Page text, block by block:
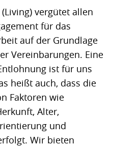
(Living) vergütet allen
für das
auf der Grundlage
Vereinbarungen. Eine
ist für uns
heißt auch, dass die
Faktoren wie
Alter,
und
Wir bieten